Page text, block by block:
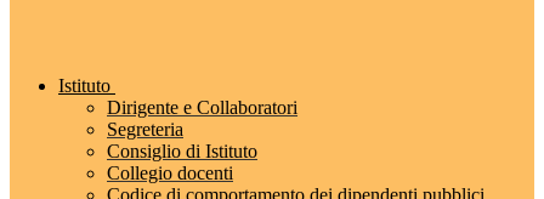
Istituto
Dirigente e Collaboratori
Segreteria
Consiglio di Istituto
Collegio docenti